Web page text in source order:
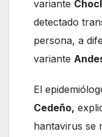
variante
detectado
persona, a
variante
El
Cedeño,
hantavirus se